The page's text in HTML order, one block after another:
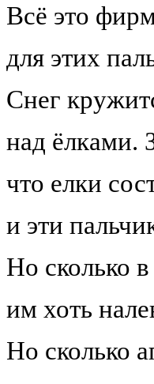
Всё это
для этих
Снег
над ёлками.
что елки
и эти
Но сколько
им хоть
Но сколько